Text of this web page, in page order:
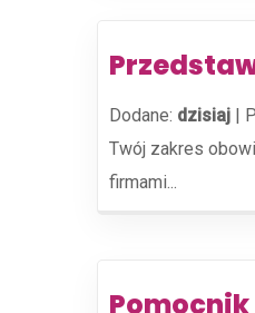
Dodane: dzisiaj |
Twój zakres
firmami...